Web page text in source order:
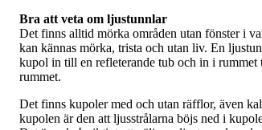
Bra att veta om ljustunnlar
Det finns alltid mörka områden utan fönster i
kan kännas mörka, trista och utan liv. En
kupol in till en refleterande tub och in i
rummet.
Det finns kupoler med och utan räfflor, även
kupolen är den att ljusstrålarna böjs ned i